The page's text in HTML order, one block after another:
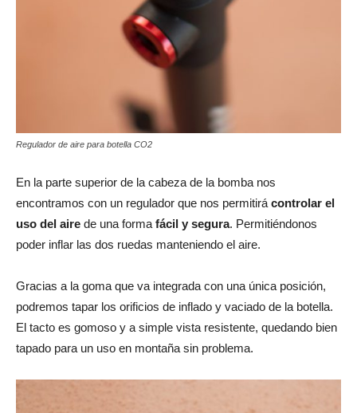
Regulador de aire para botella CO2
En la parte superior de la cabeza de la bomba nos
encontramos con un regulador que nos permitirá controlar el
uso del aire de una forma fácil y segura. Permitiéndonos
poder inflar las dos ruedas manteniendo el aire.
Gracias a la goma que va integrada con una única posición,
podremos tapar los orificios de inflado y vaciado de la botella.
El tacto es gomoso y a simple vista resistente, quedando bien
tapado para un uso en montaña sin problema.